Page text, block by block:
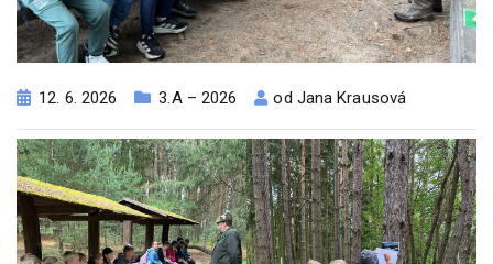
12. 6. 2026 3.A – 2026 od Jana Krausová